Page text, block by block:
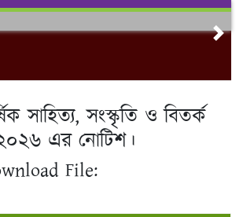
সাহিত্য, সংস্কৃতি ও বিতর্ক
এর নোটিশ।
File: